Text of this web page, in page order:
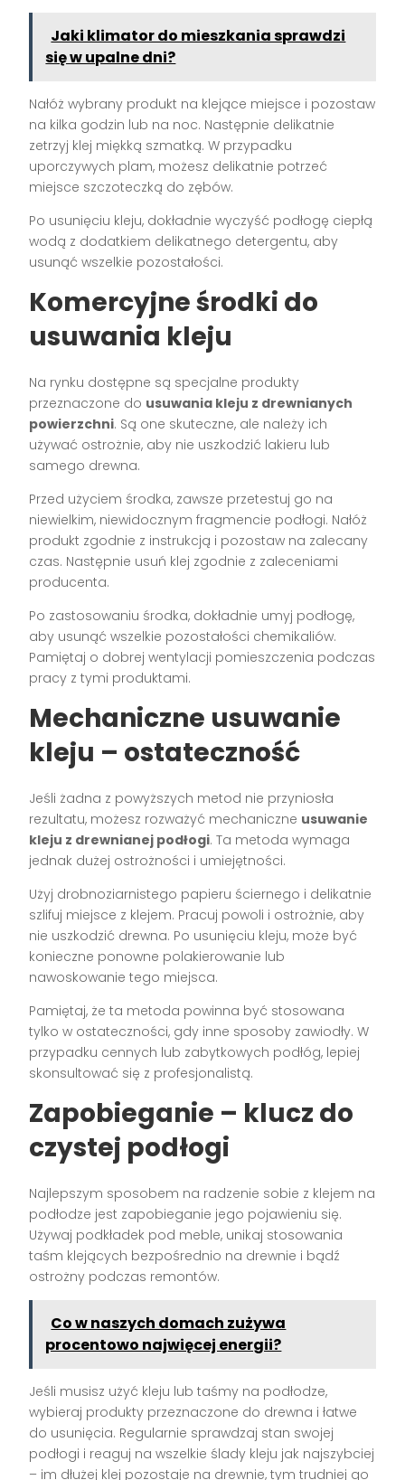
Jaki klimator do mieszkania sprawdzi
się w upalne dni?
Nałóż wybrany produkt na klejące miejsce i pozostaw
na kilka godzin lub na noc. Następnie delikatnie
zetrzyj klej miękką szmatką. W przypadku
uporczywych plam, możesz delikatnie potrzeć
miejsce szczoteczką do zębów.
Po usunięciu kleju, dokładnie wyczyść podłogę ciepłą
wodą z dodatkiem delikatnego detergentu, aby
usunąć wszelkie pozostałości.
Komercyjne środki do
usuwania kleju
Na rynku dostępne są specjalne produkty
przeznaczone do usuwania kleju z drewnianych
powierzchni. Są one skuteczne, ale należy ich
używać ostrożnie, aby nie uszkodzić lakieru lub
samego drewna.
Przed użyciem środka, zawsze przetestuj go na
niewielkim, niewidocznym fragmencie podłogi. Nałóż
produkt zgodnie z instrukcją i pozostaw na zalecany
czas. Następnie usuń klej zgodnie z zaleceniami
producenta.
Po zastosowaniu środka, dokładnie umyj podłogę,
aby usunąć wszelkie pozostałości chemikaliów.
Pamiętaj o dobrej wentylacji pomieszczenia podczas
pracy z tymi produktami.
Mechaniczne usuwanie
kleju – ostateczność
Jeśli żadna z powyższych metod nie przyniosła
rezultatu, możesz rozważyć mechaniczne usuwanie
kleju z drewnianej podłogi. Ta metoda wymaga
jednak dużej ostrożności i umiejętności.
Użyj drobnoziarnistego papieru ściernego i delikatnie
szlifuj miejsce z klejem. Pracuj powoli i ostrożnie, aby
nie uszkodzić drewna. Po usunięciu kleju, może być
konieczne ponowne polakierowanie lub
nawoskowanie tego miejsca.
Pamiętaj, że ta metoda powinna być stosowana
tylko w ostateczności, gdy inne sposoby zawiodły. W
przypadku cennych lub zabytkowych podłóg, lepiej
skonsultować się z profesjonalistą.
Zapobieganie – klucz do
czystej podłogi
Najlepszym sposobem na radzenie sobie z klejem na
podłodze jest zapobieganie jego pojawieniu się.
Używaj podkładek pod meble, unikaj stosowania
taśm klejących bezpośrednio na drewnie i bądź
ostrożny podczas remontów.
Co w naszych domach zużywa
procentowo najwięcej energii?
Jeśli musisz użyć kleju lub taśmy na podłodze,
wybieraj produkty przeznaczone do drewna i łatwe
do usunięcia. Regularnie sprawdzaj stan swojej
podłogi i reaguj na wszelkie ślady kleju jak najszybciej
– im dłużej klej pozostaje na drewnie, tym trudniej go